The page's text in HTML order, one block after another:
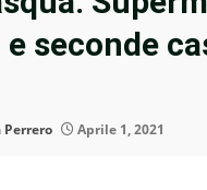
seconde
Perrero Aprile 1, 2021